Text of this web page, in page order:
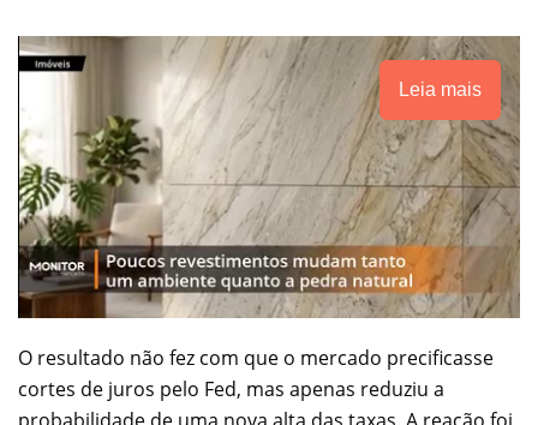
Leia mais
O resultado não fez com que o mercado precificasse
cortes de juros pelo Fed, mas apenas reduziu a